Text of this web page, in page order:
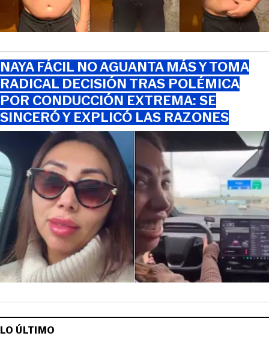
NAYA FÁCIL NO AGUANTA MÁS Y TOMA
RADICAL DECISIÓN TRAS POLÉMICA
POR CONDUCCIÓN EXTREMA: SE
SINCERÓ Y EXPLICÓ LAS RAZONES
LO ÚLTIMO